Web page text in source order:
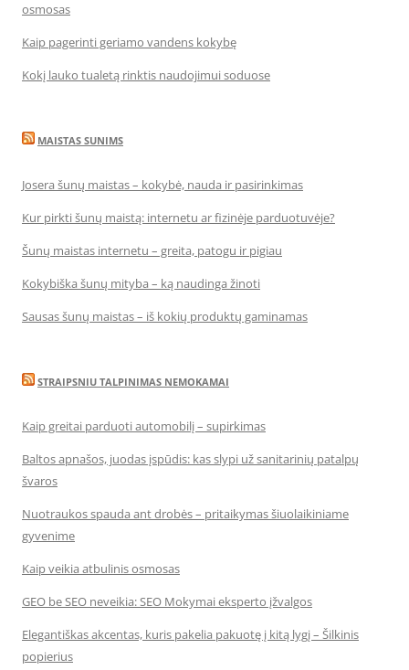
osmosas
Kaip pagerinti geriamo vandens kokybę
Kokį lauko tualetą rinktis naudojimui soduose
MAISTAS SUNIMS
Josera šunų maistas – kokybė, nauda ir pasirinkimas
Kur pirkti šunų maistą: internetu ar fizinėje parduotuvėje?
Šunų maistas internetu – greita, patogu ir pigiau
Kokybiška šunų mityba – ką naudinga žinoti
Sausas šunų maistas – iš kokių produktų gaminamas
STRAIPSNIU TALPINIMAS NEMOKAMAI
Kaip greitai parduoti automobilį – supirkimas
Baltos apnašos, juodas įspūdis: kas slypi už sanitarinių patalpų
švaros
Nuotraukos spauda ant drobės – pritaikymas šiuolaikiniame
gyvenime
Kaip veikia atbulinis osmosas
GEO be SEO neveikia: SEO Mokymai eksperto įžvalgos
Elegantiškas akcentas, kuris pakelia pakuotę į kitą lygį – Šilkinis
popierius